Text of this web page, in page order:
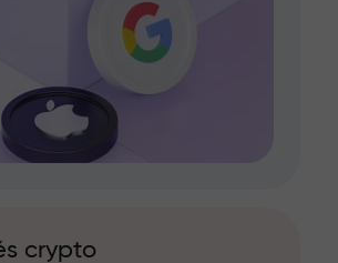
crypto